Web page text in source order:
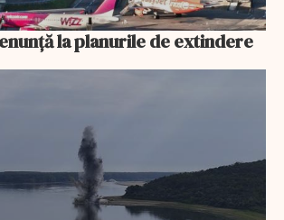
la planurile de extindere